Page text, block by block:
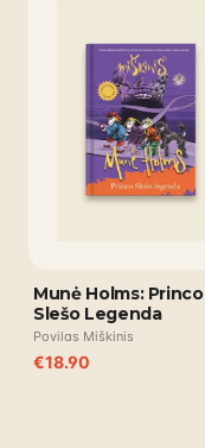
Munė Holms: Princo
Slešo Legenda
Povilas Miškinis
€18.90